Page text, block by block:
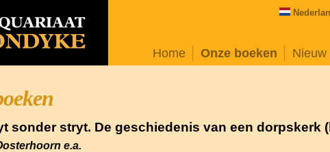
Home Onze boeken Nieuw
sonder stryt. De geschiedenis van een dorpskerk
e.a.